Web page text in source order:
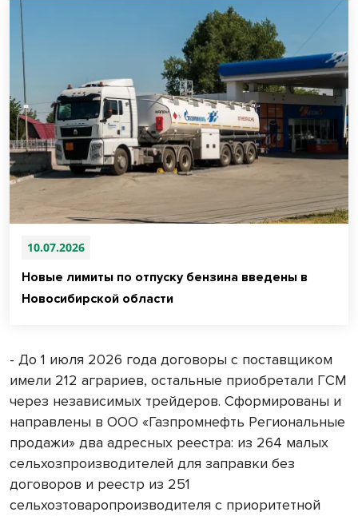
10.07.2026
Новые лимиты по отпуску бензина введены в
Новосибирской области
- До 1 июля 2026 года договоры с поставщиком
имели 212 аграриев, остальные приобретали ГСМ
через независимых трейдеров. Сформированы и
направлены в ООО «Газпромнефть Региональные
продажи» два адресных реестра: из 264 малых
сельхозпроизводителей для заправки без
договоров и реестр из 251
сельхозтоваропроизводителя с приоритетной